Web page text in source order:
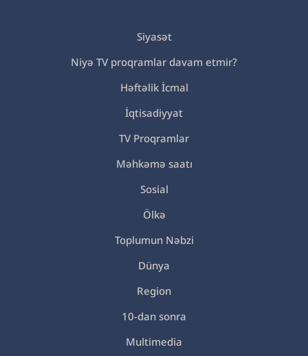
Siyasət
Niyə TV proqramlar davam etmir?
Həftəlik İcmal
İqtisadiyyat
TV Proqramlar
Məhkəmə saatı
Sosial
Ölkə
Toplumun Nəbzi
Dünya
Region
10-dan sonra
Multimedia